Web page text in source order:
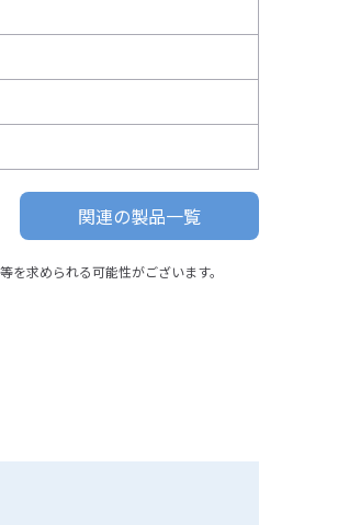
関連の製品一覧
求められる可能性がございます。